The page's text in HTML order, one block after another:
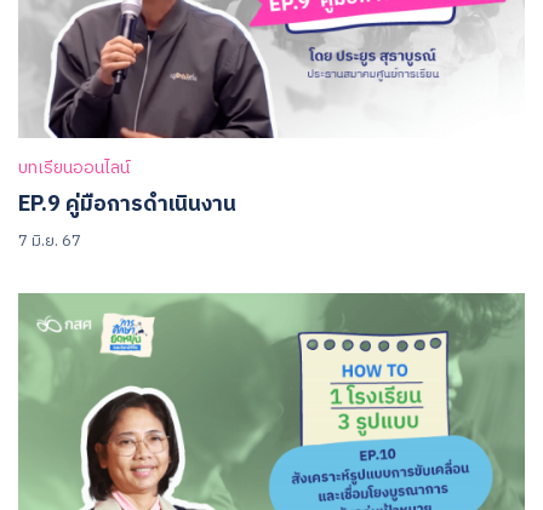
for:
บทเรียนออนไลน์
EP.9 คู่มือการดำเนินงาน
7 มิ.ย. 67